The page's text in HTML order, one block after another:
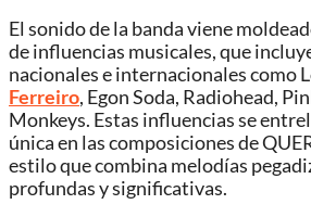
El sonido de la banda viene
de influencias musicales, que
nacionales e internacionales como
Ferreiro, Egon Soda, Radiohead,
Monkeys. Estas influencias se
única en las composiciones de
estilo que combina melodías
profundas y significativas.